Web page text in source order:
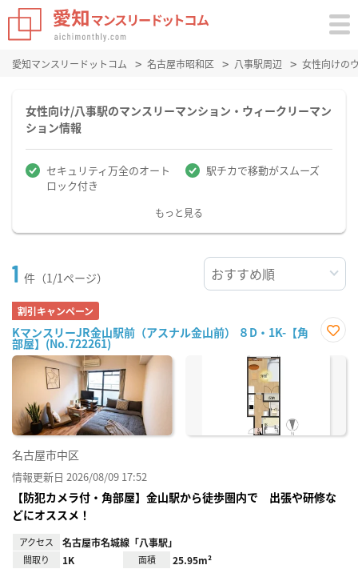
愛知マンスリードットコム 名古屋市昭和区 八事駅周辺 女性向けの
女性向け/八事駅のマンスリーマンション・ウィークリーマン
ション情報
セキュリティ万全のオート
ロック付き
駅チカで移動がスムーズ
もっと見る
1 件（1/1ページ）
割引キャンペーン
KマンスリーJR金山駅前（アスナル金山前） ８D・1K-【角
部屋】(No.722261)
に入
名古屋市中区
情報更新日 2026/08/09 17:52
【防犯カメラ付・角部屋】金山駅から徒歩圏内で 出張や研修な
どにオススメ！
アクセス 名古屋市名城線「八事駅」
間取り 1K 面積 25.95m²